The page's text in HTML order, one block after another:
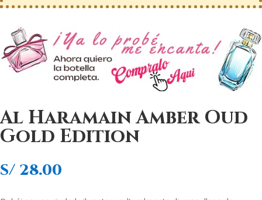
Al Haramain Amber Oud
Gold Edition
S/ 28.00